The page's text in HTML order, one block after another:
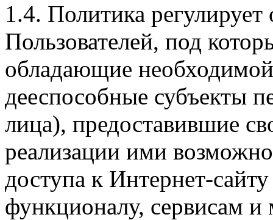
1.4. Политика
Пользователей, под
обладающие
дееспособные субъекты
лица), предоставившие
реализации ими
доступа к Интернет-
функционалу, сервисам и